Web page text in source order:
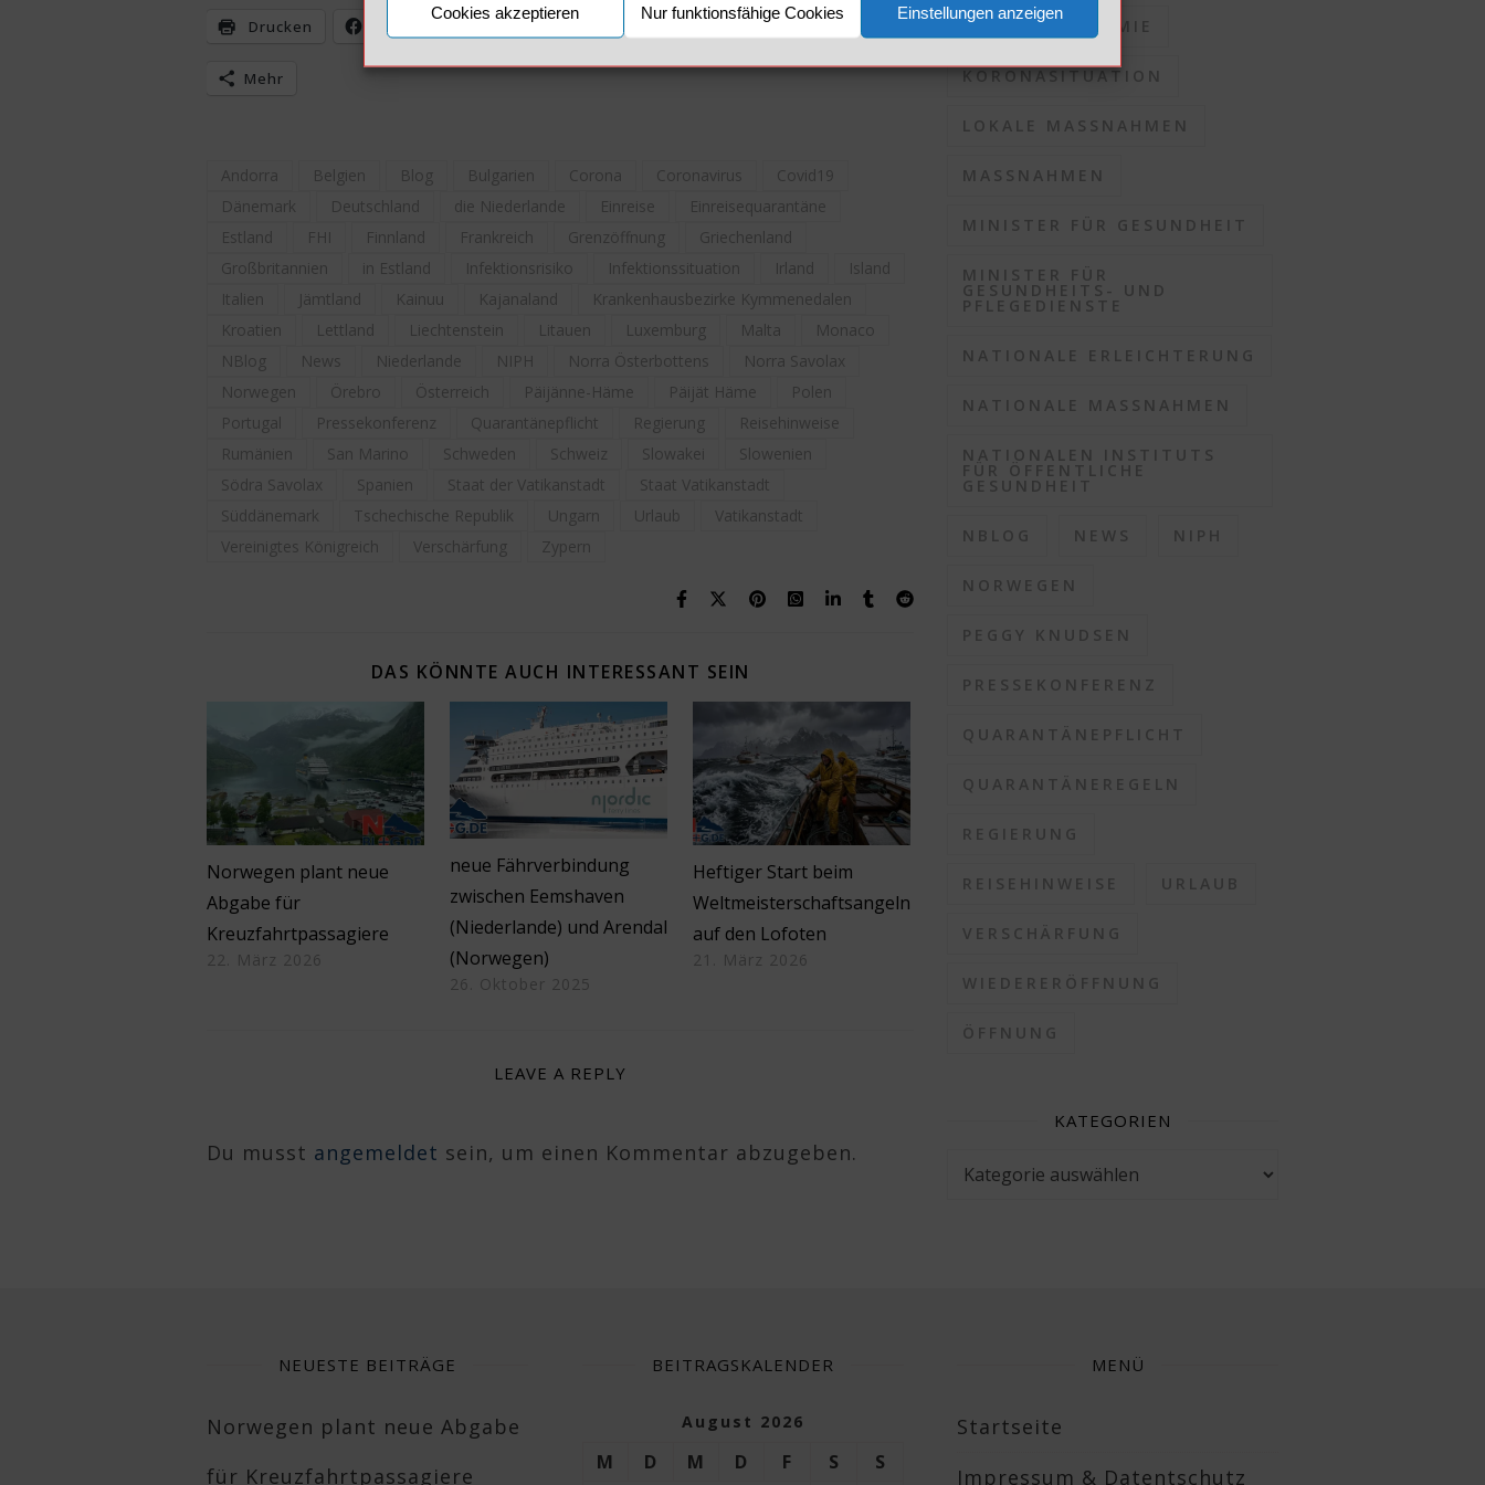
Cookies akzeptieren Nur funktionsfähige Cookies Einstellungen anzeigen
Drucken Telegram
Mehr
Andorra Belgien Blog Bulgarien Corona Coronavirus
Covid19
Dänemark
Deutschland die Niederlande Einreise
Einreisequarantäne
Estland
FHI Finnland Frankreich Grenzöffnung
Griechenland
Großbritannien
in Estland Infektionsrisiko Infektionssituation Irland
Island
Italien
Jämtland Kainuu Kajanaland
Krankenhausbezirke Kymmenedalen
Kroatien
Lettland Liechtenstein Litauen Luxemburg Malta
Monaco
NBlog
News Niederlande NIPH Norra Österbottens
Norra Savolax
Norwegen
Örebro Österreich Päijänne-Häme Päijät Häme
Polen
Portugal
Pressekonferenz Quarantänepflicht Regierung
Reisehinweise
Rumänien
San Marino Schweden Schweiz Slowakei
Slowenien
Södra Savolax
Spanien Staat der Vatikanstadt
Staat Vatikanstadt
Süddänemark
Tschechische Republik Ungarn Urlaub
Vatikanstadt
Vereinigtes Königreich
Verschärfung Zypern
DAS KÖNNTE AUCH INTERESSANT SEIN
Norwegen plant neue
Abgabe für
Kreuzfahrtpassagiere
22. März 2026
neue Fährverbindung
zwischen Eemshaven
(Niederlande) und Arendal
(Norwegen)
26. Oktober 2025
Heftiger Start beim
Weltmeisterschaftsangeln
auf den Lofoten
21. März 2026
LEAVE A REPLY
Du musst angemeldet sein, um einen Kommentar abzugeben.
KORONAPANDEMIE
KORONASITUATION
LOKALE MASSNAHMEN
MASSNAHMEN
MINISTER FÜR GESUNDHEIT
MINISTER FÜR
GESUNDHEITS- UND
PFLEGEDIENSTE
NATIONALE ERLEICHTERUNG
NATIONALE MASSNAHMEN
NATIONALEN INSTITUTS
FÜR ÖFFENTLICHE
GESUNDHEIT
NBLOG NEWS NIPH
NORWEGEN
PEGGY KNUDSEN
PRESSEKONFERENZ
QUARANTÄNEPFLICHT
QUARANTÄNEREGELN
REGIERUNG
REISEHINWEISE URLAUB
VERSCHÄRFUNG
WIEDERERÖFFNUNG
ÖFFNUNG
KATEGORIEN
NEUESTE BEITRÄGE
Norwegen plant neue Abgabe
für Kreuzfahrtpassagiere
BEITRAGSKALENDER
August 2026
M D M D F S S
MENÜ
Startseite
Impressum & Datentschutz